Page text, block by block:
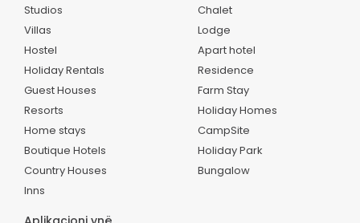
Studios
Villas
Hostel
Holiday Rentals
Guest Houses
Resorts
Home stays
Boutique Hotels
Country Houses
Inns
Chalet
Lodge
Apart hotel
Residence
Farm Stay
Holiday Homes
CampSite
Holiday Park
Bungalow